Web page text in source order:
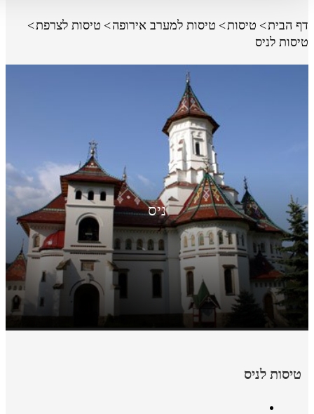
דף הבית טיסות טיסות למערב אירופה
טיסות לצרפת
טיסות לניס
ניס
טיסות לניס